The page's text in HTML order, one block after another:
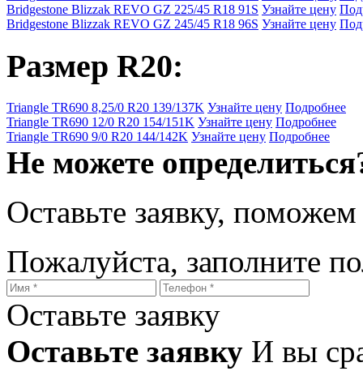
Bridgestone Blizzak REVO GZ 225/45 R18 91S Узнайте цену
Bridgestone Blizzak REVO GZ 245/45 R18 96S Узнайте цену
Размер R20:
Triangle TR690 8,25/0 R20 139/137K Узнайте цену Подробнее
Triangle TR690 12/0 R20 154/151K Узнайте цену Подробнее
Triangle TR690 9/0 R20 144/142K Узнайте цену Подробнее
Не можете
Оставьте заявку,
Пожалуйста, заполните
Оставьте заявку
Оставьте заявку И вы